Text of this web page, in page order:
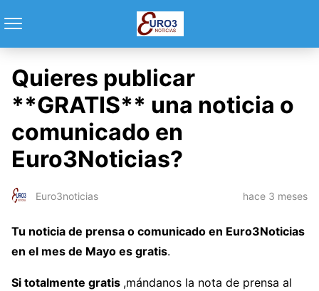
Quieres publicar
**GRATIS** una noticia o
comunicado en
Euro3Noticias?
Euro3noticias hace 3 meses
Tu noticia de prensa o comunicado en Euro3Noticias
en el mes de Mayo es gratis.
Si totalmente gratis ,mándanos la nota de prensa al